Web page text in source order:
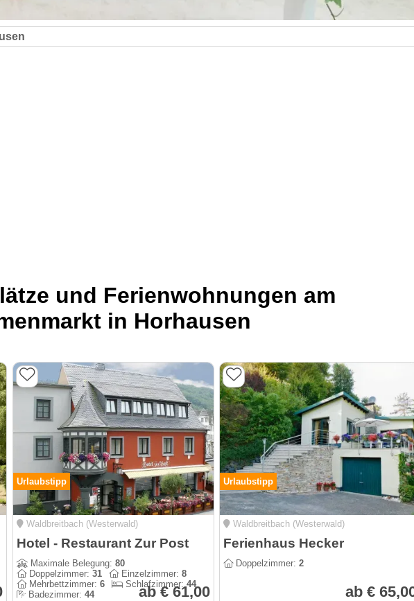
und Ferienwohnungen am
in Horhausen
Urlaubstipp
Waldbreitbach (Westerwald)
Hotel - Restaurant Zur Post
Maximale Belegung: 80
Doppelzimmer: 31 Einzelzimmer: 8
Mehrbettzimmer: 6 Schlafzimmer:44
Badezimmer: 44 ab € 61,00
Urlaubstipp
Waldbreitbach (Westerwald)
Ferienhaus Hecker
Doppelzimmer:2
ab €